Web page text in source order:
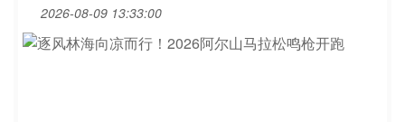
2026-08-09 13:33:00